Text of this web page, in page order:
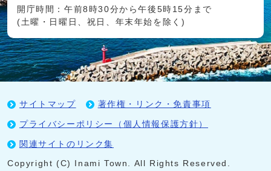
開庁時間：午前8時30分から午後5時15分まで
(土曜・日曜日、祝日、年末年始を除く)
サイトマップ 著作権・リンク・免責事項
プライバシーポリシー（個人情報保護方針）
関連サイトのリンク集
Copyright (C) Inami Town. All Rights Reserved.